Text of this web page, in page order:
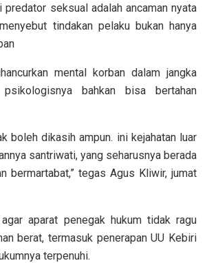
seksual adalah ancaman nyata
tindakan pelaku bukan hanya
mental korban dalam jangka
psikologisnya bahkan bisa bertahan
boleh dikasih ampun. ini kejahatan luar
santriwati, yang seharusnya berada
bermartabat,” tegas Agus Kliwir, jumat
aparat penegak hukum tidak ragu
berat, termasuk penerapan UU Kebiri
terpenuhi.